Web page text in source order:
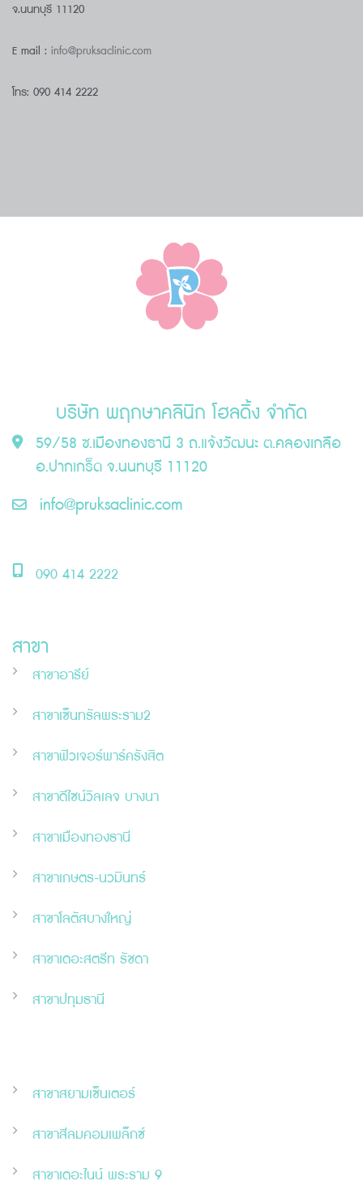
จ.นนทบุรี 11120
E mail : info@pruksaclinic.com
โทร: 090 414 2222
บริษัท พฤกษาคลินิก โฮลดิ้ง จำกัด
59/58 ซ.เมืองทองธานี 3 ถ.แจ้งวัฒนะ ต.คลองเกลือ
อ.ปากเกร็ด จ.นนทบุรี 11120
info@pruksaclinic.com
090 414 2222
สาขา
สาขาอารีย์
สาขาเซ็นทรัลพระราม2
สาขาฟิวเจอร์พาร์ครังสิต
สาขาดีไซน์วิลเลจ บางนา
สาขาเมืองทองธานี
สาขาเกษตร-นวมินทร์
สาขาโลตัสบางใหญ่
สาขาเดอะสตรีท รัชดา
สาขาปทุมธานี
สาขาสยามเซ็นเตอร์
สาขาสีลมคอมเพล็กซ์
สาขาเดอะไนน์ พระราม 9